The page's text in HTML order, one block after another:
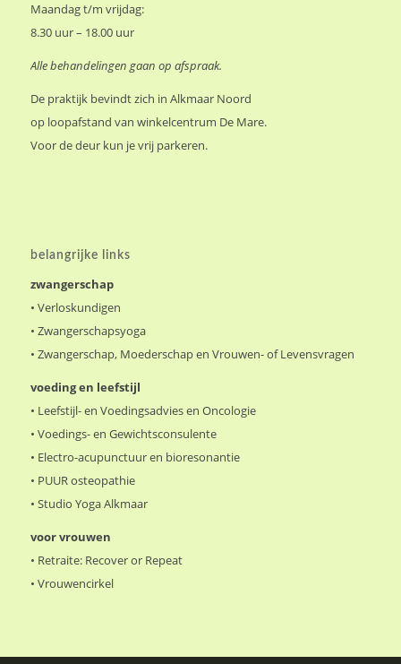
Maandag t/m vrijdag:
8.30 uur – 18.00 uur
Alle behandelingen gaan op afspraak.
De praktijk bevindt zich in Alkmaar Noord
op loopafstand van winkelcentrum De Mare.
Voor de deur kun je vrij parkeren.
belangrijke links
zwangerschap
• Verloskundigen
• Zwangerschapsyoga
• Zwangerschap, Moederschap en Vrouwen- of Levensvragen
voeding en leefstijl
• Leefstijl- en Voedingsadvies en Oncologie
• Voedings- en Gewichtsconsulente
• Electro-acupunctuur en bioresonantie
• PUUR osteopathie
• Studio Yoga Alkmaar
voor vrouwen
• Retraite: Recover or Repeat
• Vrouwencirkel